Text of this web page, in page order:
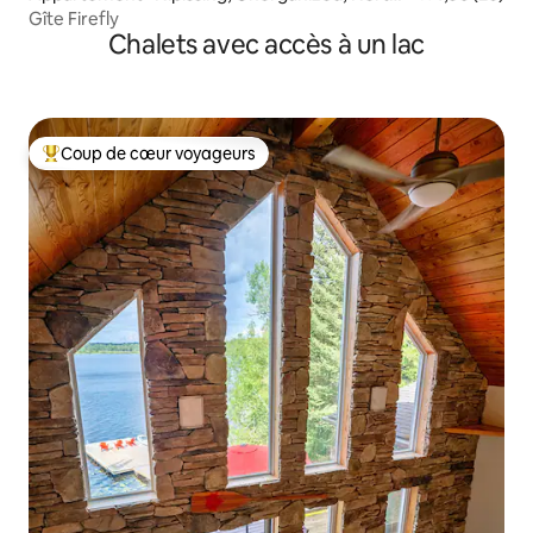
Part
Gîte Firefly
Chalets avec accès à un lac
Coup de cœur voyageurs parmi les plus aimés
Coup de cœur voyageurs